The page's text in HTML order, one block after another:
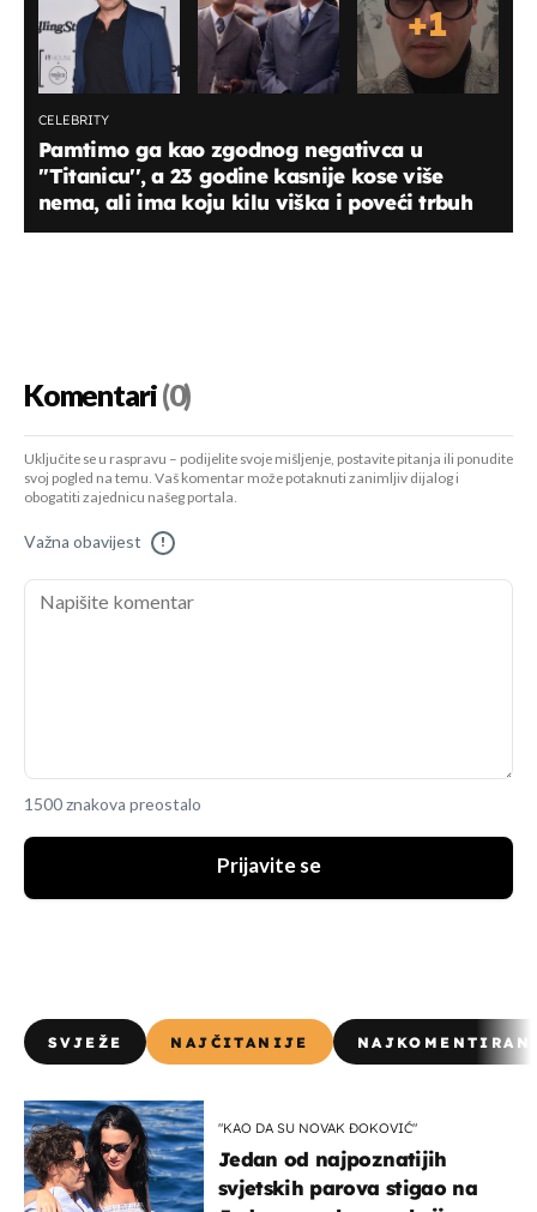
+1
CELEBRITY
Pamtimo ga kao zgodnog negativca u
''Titanicu'', a 23 godine kasnije kose više
nema, ali ima koju kilu viška i poveći trbuh
Komentari(0)
Uključite se u raspravu – podijelite svoje mišljenje, postavite pitanja ili ponudite
svoj pogled na temu. Vaš komentar može potaknuti zanimljiv dijalog i
obogatiti zajednicu našeg portala.
Važna obavijest !
1500 znakova preostalo
Prijavite se
SVJEŽE NAJČITANIJE
"KAO DA SU NOVAK ĐOKOVIĆ"
Jedan od najpoznatijih
svjetskih parova stigao na